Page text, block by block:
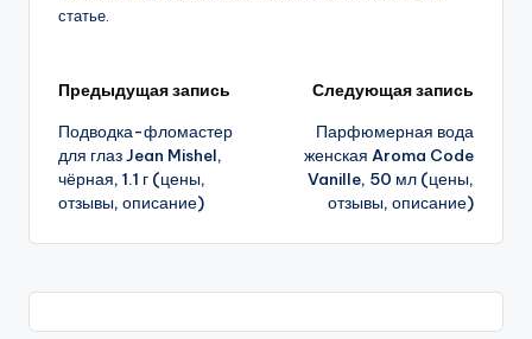
статье.
Навигация
записи
Предыдущая запись
Подводка-фломастер
для глаз Jean Mishel,
чёрная, 1.1 г (цены,
отзывы, описание)
Следующая запись
Парфюмерная вода
женская Aroma Code
Vanille, 50 мл (цены,
отзывы, описание)